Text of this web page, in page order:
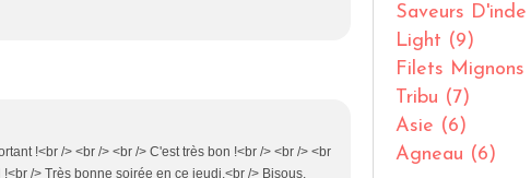
!<br /> <br /> <br /> C'est très bon !<br /> <br /> <br
/> Très bonne soirée en ce jeudi,<br /> Bisous,
Saveurs D'inde
Light (9)
Filets Mignons
Tribu (7)
Asie (6)
Agneau (6)